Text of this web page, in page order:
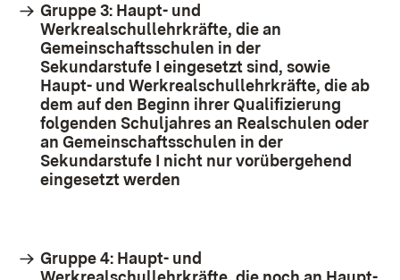
Gruppe 3: Haupt- und
Werkrealschullehrkräfte, die an
Gemeinschaftsschulen in der
Sekundarstufe I eingesetzt sind, sowie
Haupt- und Werkrealschullehrkräfte, die ab
dem auf den Beginn ihrer Qualifizierung
folgenden Schuljahres an Realschulen oder
an Gemeinschaftsschulen in der
Sekundarstufe I nicht nur vorübergehend
eingesetzt werden
Gruppe 4: Haupt- und